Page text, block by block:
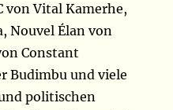
von Vital Kamerhe,
Nouvel Élan von
Constant
Budimbu und viele
politischen